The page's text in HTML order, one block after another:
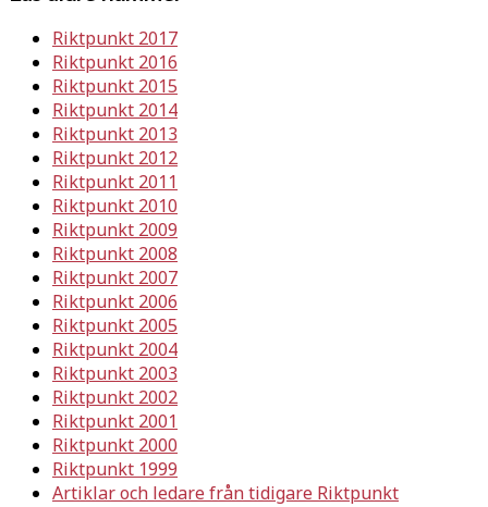
Riktpunkt 2017
Riktpunkt 2016
Riktpunkt 2015
Riktpunkt 2014
Riktpunkt 2013
Riktpunkt 2012
Riktpunkt 2011
Riktpunkt 2010
Riktpunkt 2009
Riktpunkt 2008
Riktpunkt 2007
Riktpunkt 2006
Riktpunkt 2005
Riktpunkt 2004
Riktpunkt 2003
Riktpunkt 2002
Riktpunkt 2001
Riktpunkt 2000
Riktpunkt 1999
Artiklar och ledare från tidigare Riktpunkt